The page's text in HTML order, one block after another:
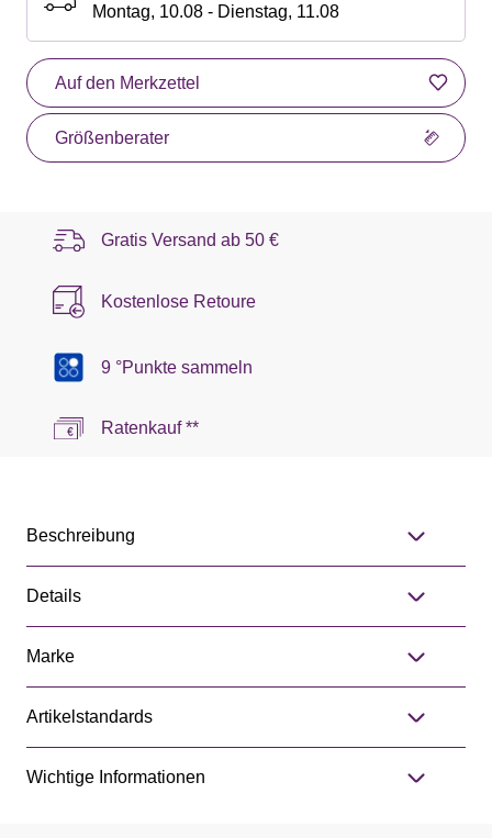
Montag, 10.08 - Dienstag, 11.08
Auf den Merkzettel
Größenberater
Gratis Versand ab 50 €
Kostenlose Retoure
9 °Punkte sammeln
Ratenkauf **
Beschreibung
Details
Marke
Artikelstandards
Wichtige Informationen